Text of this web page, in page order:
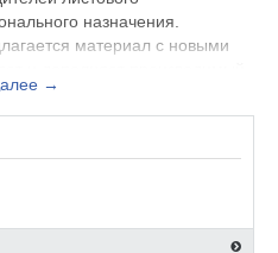
назначения.
материал с новыми
изделий.
about-plastilux-group/
→